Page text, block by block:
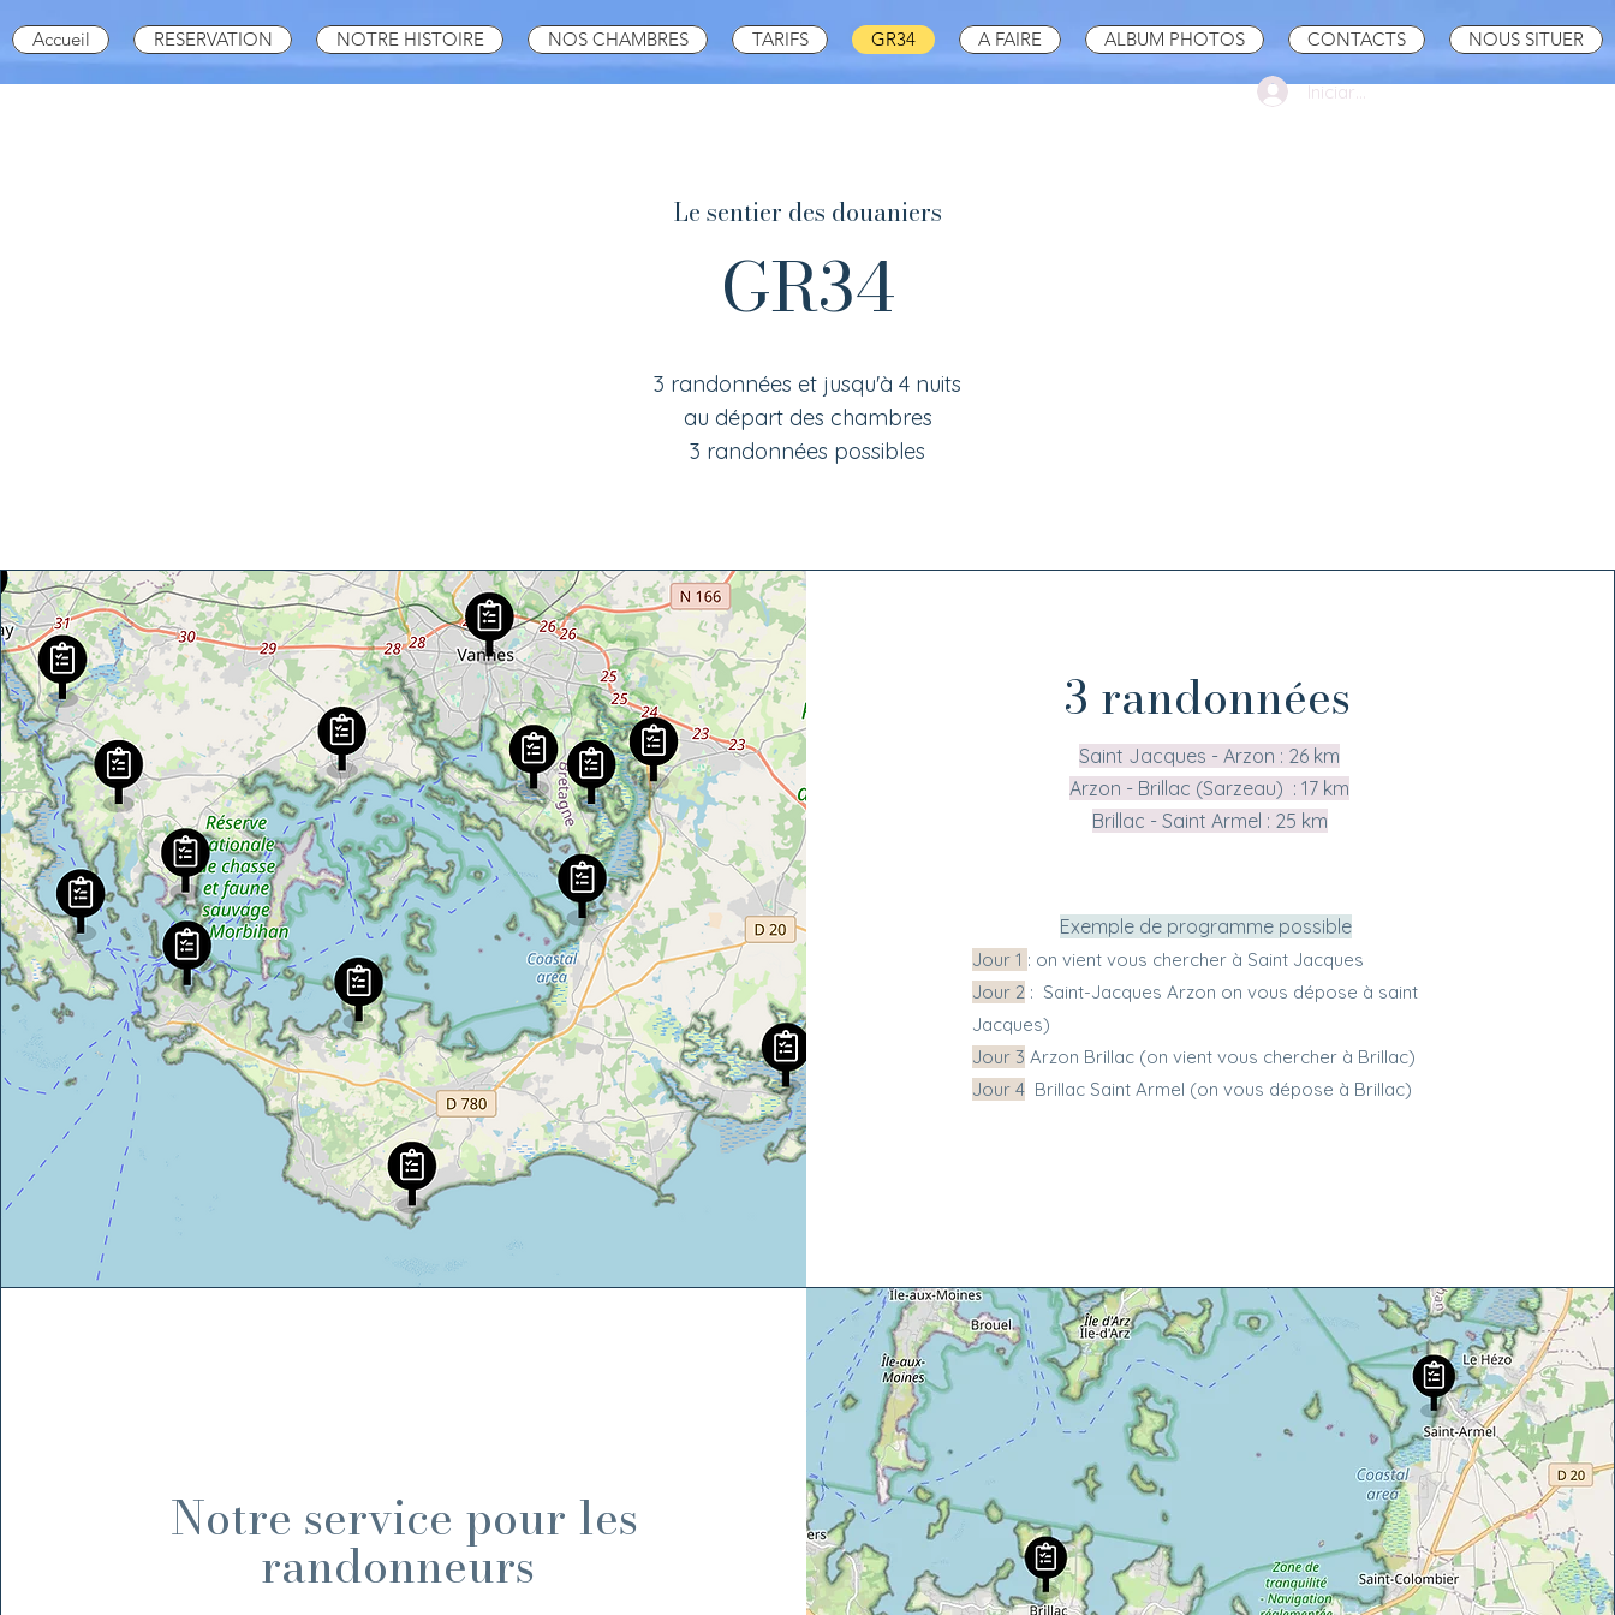
Accueil RESERVATION NOTRE HISTOIRE NOS CHAMBRES TARIFS GR34 A FAIRE ALBUM PHOTOS CONTACTS NOUS SITUER
Iniciar sesión
Le sentier des douaniers
GR34
3 randonnées et jusqu'à 4 nuits
au départ des chambres
3 randonnées possibles
3 randonnées
Saint Jacques - Arzon : 26 km
Arzon - Brillac (Sarzeau) : 17 km
Brillac - Saint Armel : 25 km
Exemple de programme possible
Jour 1 : on vient vous chercher à Saint Jacques
Jour 2: Saint-Jacques Arzon on vous dépose à saint
Jacques)
Jour 3 Arzon Brillac (on vient vous chercher à Brillac)
Jour 4Brillac Saint Armel (on vous dépose à Brillac)
Notre service pour les
randonneurs